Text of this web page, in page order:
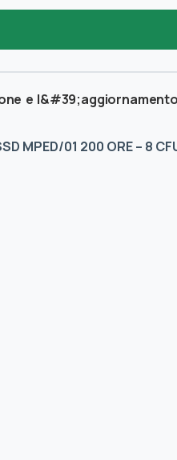
e
MPED/01 200 ORE – 8